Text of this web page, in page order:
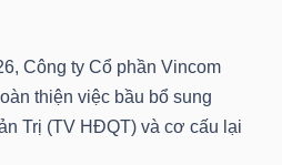
Công ty Cổ phần Vincom
thiện việc bầu bổ sung
Trị (TV HĐQT) và cơ cấu lại